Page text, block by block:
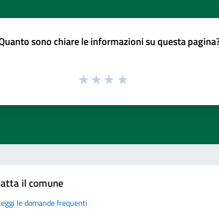
sono chiare le informazioni su questa
il comune
le domande frequenti